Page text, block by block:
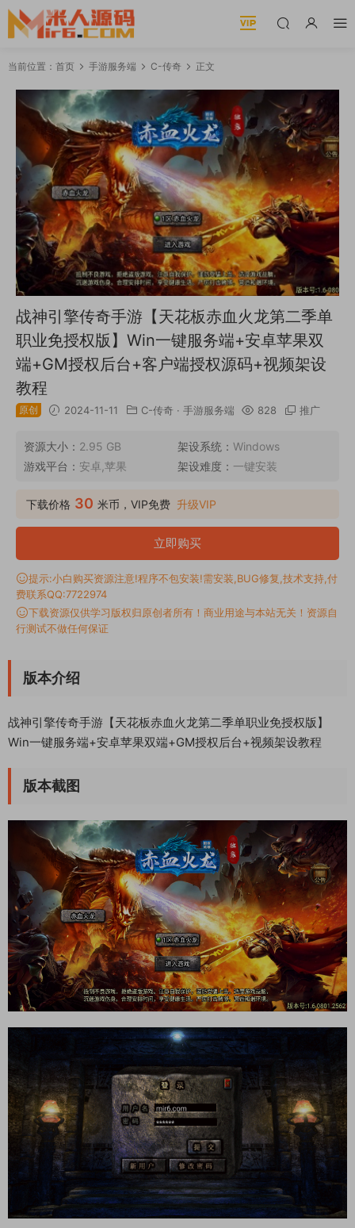
当前位置： 首页 手游服务端 C-传奇 正文
战神引擎传奇手游【天花板赤血火龙第二季单
职业免授权版】Win一键服务端+安卓苹果双
端+GM授权后台+客户端授权源码+视频架设
教程
原创 2024-11-11 C-传奇 · 手游服务端 828 推广
资源大小： 2.95 GB 架设系统： Windows
游戏平台： 安卓,苹果 架设难度： 一键安装
下载价格 30 米币，VIP免费 升级VIP
立即购买
提示:小白购买资源注意!程序不包安装!需安装,BUG修复,技术支持,付
费联系QQ:7722974
下载资源仅供学习版权归原创者所有！商业用途与本站无关！资源自
行测试不做任何保证
版本介绍
战神引擎传奇手游【天花板赤血火龙第二季单职业免授权版】
Win一键服务端+安卓苹果双端+GM授权后台+视频架设教程
版本截图